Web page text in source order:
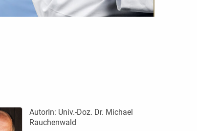
AutorIn: Univ.-Doz. Dr. Michael
Rauchenwald